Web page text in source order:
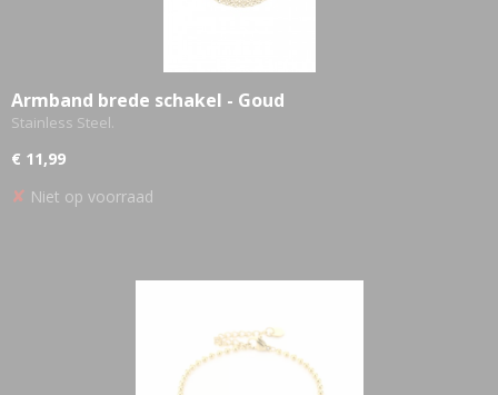
Armband brede schakel - Goud
Stainless Steel.
€ 11,99
✘ Niet op voorraad